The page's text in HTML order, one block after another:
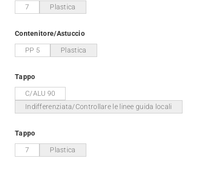
7 Plastica
Contenitore/Astuccio
PP 5 Plastica
Tappo
C/ALU 90
Indifferenziata/Controllare le linee guida locali
Tappo
7 Plastica